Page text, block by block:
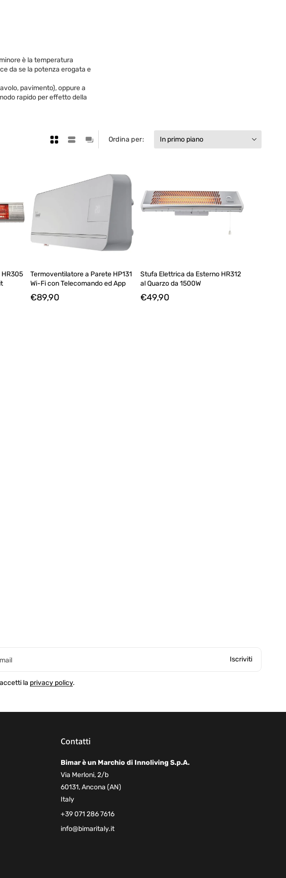
è la temperatura
da se la potenza erogata e
pavimento), oppure a
rapido per effetto della
Ordina per:
Termoventilatore a Parete HP131
Wi-Fi con Telecomando ed App
€89,90
Stufa Elettrica da Esterno HR312
al Quarzo da 1500W
€49,90
Iscriviti
la privacy policy.
Contatti
Bimar è un Marchio di Innoliving S.p.A.
Via Merloni, 2/b
60131, Ancona (AN)
Italy
+39 071 286 7616
info@bimaritaly.it